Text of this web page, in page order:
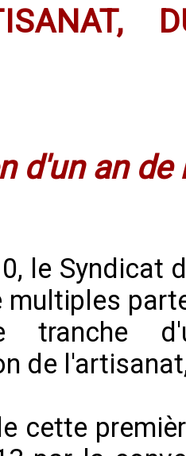
d'un an de
le Syndicat
multiples
tranche
de
cette